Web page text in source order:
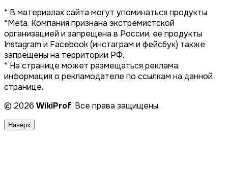
* В материалах сайта могут упоминаться продукты
*Meta. Компания признана экстремистской
организацией и запрещена в России, её продукты
Instagram и Facebook (инстаграм и фейсбук) также
запрещены на территории РФ.
* На странице может размещаться реклама:
информация о рекламодателе по ссылкам на данной
странице.
© 2026 WikiProf. Все права защищены.
Наверх